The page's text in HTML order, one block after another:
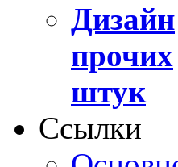
Дизайн
прочих
штук
Ссылки